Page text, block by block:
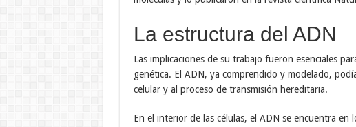
La estructura del ADN
Las implicaciones de su trabajo fueron esenciales
genética. El ADN, ya comprendido y modelado,
celular y al proceso de transmisión hereditaria.
En el interior de las células, el ADN se encuentra en